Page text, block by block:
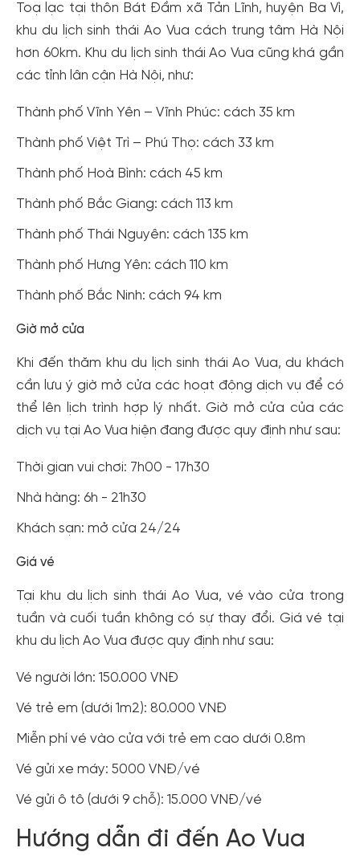
Toạ lạc tại thôn Bát Đầm xã Tản Lĩnh, huyện Ba Vì,
khu du lịch sinh thái Ao Vua cách trung tâm Hà Nội
hơn 60km. Khu du lịch sinh thái Ao Vua cũng khá gần
các tỉnh lân cận Hà Nội, như:
Thành phố Vĩnh Yên – Vĩnh Phúc: cách 35 km
Thành phố Việt Trì – Phú Thọ: cách 33 km
Thành phố Hoà Bình: cách 45 km
Thành phố Bắc Giang: cách 113 km
Thành phố Thái Nguyên: cách 135 km
Thành phố Hưng Yên: cách 110 km
Thành phố Bắc Ninh: cách 94 km
Giờ mở cửa
Khi đến thăm khu du lịch sinh thái Ao Vua, du khách
cần lưu ý giờ mở cửa các hoạt động dịch vụ để có
thể lên lịch trình hợp lý nhất. Giờ mở cửa của các
dịch vụ tại Ao Vua hiện đang được quy định như sau:
Thời gian vui chơi: 7h00 - 17h30
Nhà hàng: 6h - 21h30
Khách sạn: mở cửa 24/24
Giá vé
Tại khu du lịch sinh thái Ao Vua, vé vào cửa trong
tuần và cuối tuần không có sự thay đổi. Giá vé tại
khu du lịch Ao Vua được quy định như sau:
Vé người lớn: 150.000 VNĐ
Vé trẻ em (dưới 1m2): 80.000 VNĐ
Miễn phí vé vào cửa với trẻ em cao dưới 0.8m
Vé gửi xe máy: 5000 VNĐ/vé
Vé gửi ô tô (dưới 9 chỗ): 15.000 VNĐ/vé
Hướng dẫn đi đến Ao Vua